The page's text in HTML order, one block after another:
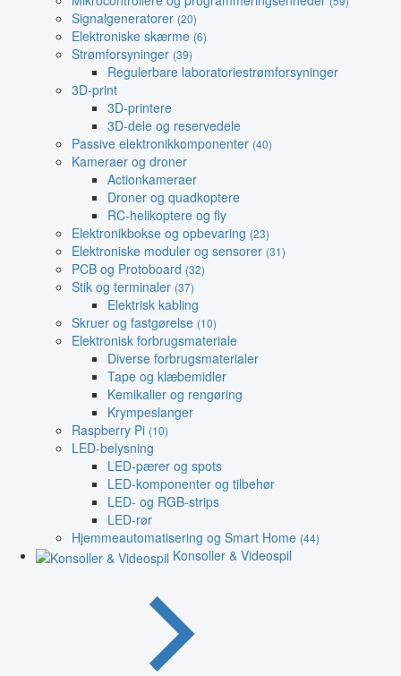
Signalgeneratorer (20)
Elektroniske skærme (6)
Strømforsyninger (39)
Regulerbare laboratoriestrømforsyninger
3D-print
3D-printere
3D-dele og reservedele
Passive elektronikkomponenter (40)
Kameraer og droner
Actionkameraer
Droner og quadkoptere
RC-helikoptere og fly
Elektronikbokse og opbevaring (23)
Elektroniske moduler og sensorer (31)
PCB og Protoboard (32)
Stik og terminaler (37)
Elektrisk kabling
Skruer og fastgørelse (10)
Elektronisk forbrugsmateriale
Diverse forbrugsmaterialer
Tape og klæbemidler
Kemikalier og rengøring
Krympeslanger
Raspberry Pi (10)
LED-belysning
LED-pærer og spots
LED-komponenter og tilbehør
LED- og RGB-strips
LED-rør
Hjemmeautomatisering og Smart Home (44)
Konsoller & Videospil